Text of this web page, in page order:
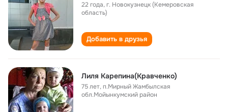
22 года,г. Новокузнецк (Кемеровская
область)
Добавить в друзья
Лиля Карепина(Кравченко)
75 лет,п.Мирный Жамбылская
обл.Мойынкумский район